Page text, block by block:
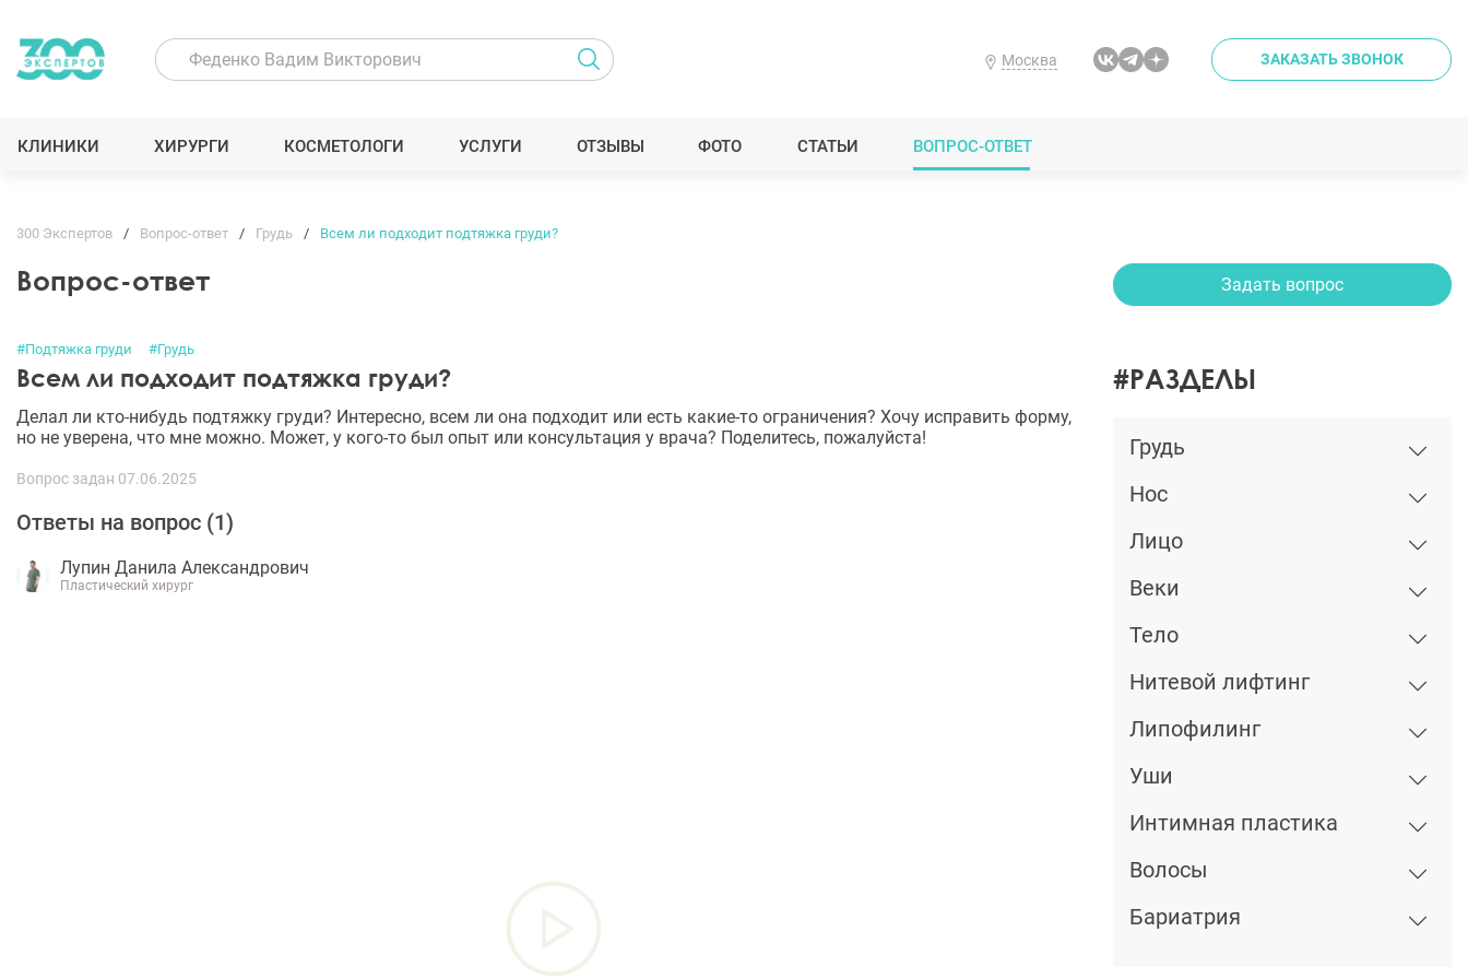
Москва ЗАКАЗАТЬ ЗВОНОК
КЛИНИКИ ХИРУРГИ КОСМЕТОЛОГИ УСЛУГИ ОТЗЫВЫ ФОТО СТАТЬИ ВОПРОС-ОТВЕТ
300 Экспертов Вопрос-ответ Грудь Всем ли подходит подтяжка груди?
Вопрос-ответ
#Подтяжка груди #Грудь
Всем ли подходит подтяжка груди?
Делал ли кто-нибудь подтяжку груди? Интересно, всем ли она подходит или есть какие-то ограничения? Хочу исправить форму,
но не уверена, что мне можно. Может, у кого-то был опыт или консультация у врача? Поделитесь, пожалуйста!
Вопрос задан 07.06.2025
Ответы на вопрос (1)
Лупин Данила Александрович
Пластический хирург
Задать вопрос
#РАЗДЕЛЫ
Грудь
Нос
Лицо
Веки
Тело
Нитевой лифтинг
Липофилинг
Уши
Интимная пластика
Волосы
Бариатрия